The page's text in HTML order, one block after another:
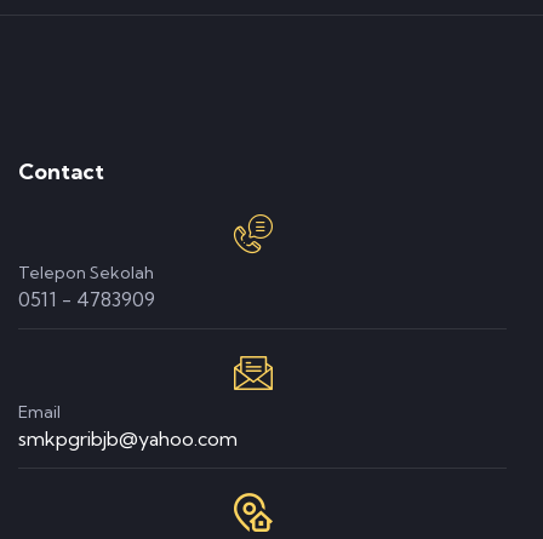
Contact
Telepon Sekolah
0511 - 4783909
Email
smkpgribjb@yahoo.com